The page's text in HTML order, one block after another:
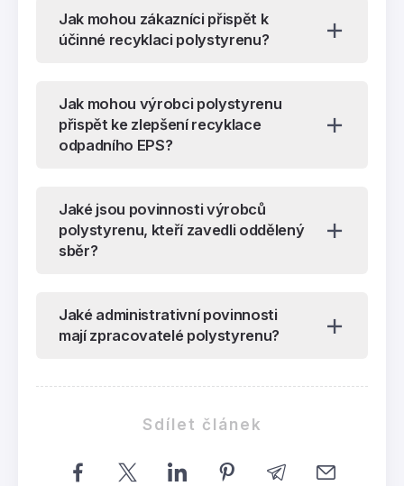
Jak mohou zákazníci přispět k
účinné recyklaci polystyrenu?
Jak mohou výrobci polystyrenu
přispět ke zlepšení recyklace
odpadního EPS?
Jaké jsou povinnosti výrobců
polystyrenu, kteří zavedli oddělený
sběr?
Jaké administrativní povinnosti
mají zpracovatelé polystyrenu?
Sdílet článek